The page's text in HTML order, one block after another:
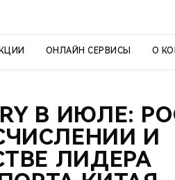
ОНЛАЙН СЕРВИСЫ О
В ИЮЛЕ:
И
ЛИДЕРА